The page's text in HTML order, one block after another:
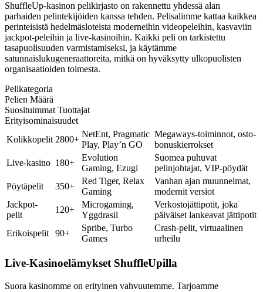
ShuffleUp-kasinon pelikirjasto on rakennettu yhdessä alan
parhaiden pelintekijöiden kanssa tehden. Pelisalimme kattaa kaikkea
perinteisistä hedelmäsloteista moderneihin videopeleihin, kasvaviin
jackpot-peleihin ja live-kasinoihin. Kaikki peli on tarkistettu
tasapuolisuuden varmistamiseksi, ja käytämme
satunnaislukugeneraattoreita, mitkä on hyväksytty ulkopuolisten
organisaatioiden toimesta.
Pelikategoria
Pelien Määrä
Suosituimmat Tuottajat
Erityisominaisuudet
Kolikkopelit 2800+
NetEnt, Pragmatic
Play, Play’n GO
Megaways-toiminnot, osto-
bonuskierrokset
Live-kasino 180+
Evolution
Gaming, Ezugi
Suomea puhuvat
pelinjohtajat, VIP-pöydät
Pöytäpelit
350+
Red Tiger, Relax
Gaming
Vanhan ajan muunnelmat,
modernit versiot
Jackpot-
pelit
120+
Microgaming,
Yggdrasil
Verkostojättipotit, joka
päiväiset lankeavat jättipotit
Erikoispelit
90+
Spribe, Turbo
Games
Crash-pelit, virtuaalinen
urheilu
Live-Kasinoelämykset ShuffleUpilla
Suora kasinomme on erityinen vahvuutemme. Tarjoamme